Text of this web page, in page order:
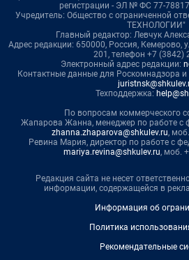
регистрации - ЭЛ № ФС 77-
Учредитель: Общество с ограниченной
ТЕХНОЛОГИИ"
Главный редактор: Левчук
Адрес редакции: 650000, Россия, Кемерово,
201, телефон +7 (3842)
Электронный адрес редакции:
Контактные данные для Роскомнадзора и
Техподдержка:
По вопросам коммерческого
Жапарова Жанна, менеджер по работе с
zhanna.zhaparova@shkulev.ru,
Ревина Мария, директор по работе с
mariya.revina@shkulev.ru, моб.
Редакция сайта не несет
информации, содержащейся в
Информация об
Политика
Рекомендательные